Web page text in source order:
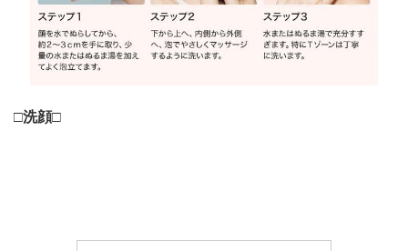
□洗顔□